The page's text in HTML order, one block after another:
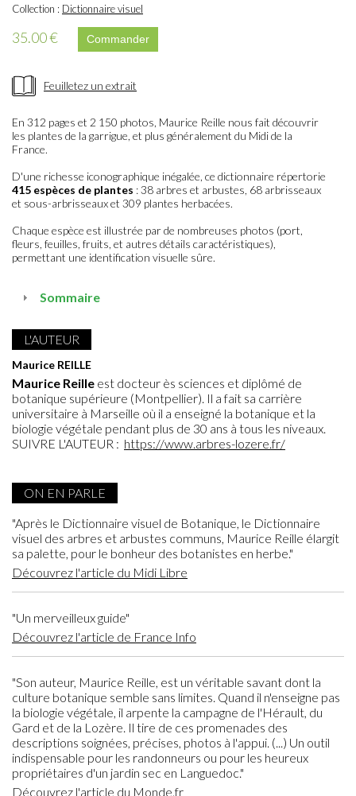
Collection : Dictionnaire visuel
35.00 €
Feuilletez un extrait
En 312 pages et 2 150 photos, Maurice Reille nous fait découvrir
les plantes de la garrigue, et plus généralement du Midi de la
France.
D'une richesse iconographique inégalée, ce dictionnaire répertorie
415 espèces de plantes : 38 arbres et arbustes, 68 arbrisseaux
et sous-arbrisseaux et 309 plantes herbacées.
Chaque espèce est illustrée par de nombreuses photos (port,
fleurs, feuilles, fruits, et autres détails caractéristiques),
permettant une identification visuelle sûre.
Sommaire
L'AUTEUR
Maurice REILLE
Maurice Reille est docteur ès sciences et diplômé de
botanique supérieure (Montpellier). Il a fait sa carrière
universitaire à Marseille où il a enseigné la botanique et la
biologie végétale pendant plus de 30 ans à tous les niveaux.
SUIVRE L'AUTEUR : https://www.arbres-lozere.fr/
ON EN PARLE
"Après le Dictionnaire visuel de Botanique, le Dictionnaire
visuel des arbres et arbustes communs, Maurice Reille élargit
sa palette, pour le bonheur des botanistes en herbe."
Découvrez l'article du Midi Libre
"Un merveilleux guide"
Découvrez l'article de France Info
"Son auteur, Maurice Reille, est un véritable savant dont la
culture botanique semble sans limites. Quand il n'enseigne pas
la biologie végétale, il arpente la campagne de l'Hérault, du
Gard et de la Lozère. Il tire de ces promenades des
descriptions soignées, précises, photos à l'appui. (...) Un outil
indispensable pour les randonneurs ou pour les heureux
propriétaires d'un jardin sec en Languedoc."
Découvrez l'article du Monde.fr